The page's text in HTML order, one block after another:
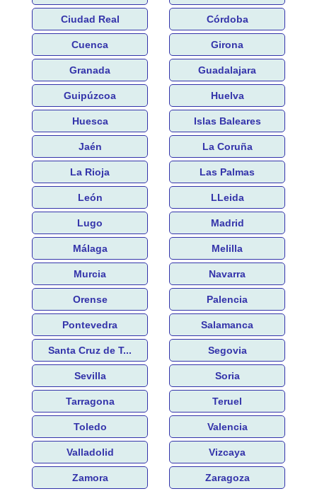
Ciudad Real Córdoba
Cuenca Girona
Granada Guadalajara
Guipúzcoa Huelva
Huesca Islas Baleares
Jaén La Coruña
La Rioja Las Palmas
León LLeida
Lugo Madrid
Málaga Melilla
Murcia Navarra
Orense Palencia
Pontevedra Salamanca
Santa Cruz de T... Segovia
Sevilla Soria
Tarragona Teruel
Toledo Valencia
Valladolid Vizcaya
Zamora Zaragoza